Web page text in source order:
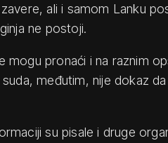
ali i samom Lanku
ne postoji.
mogu pronaći i na raznim
suda, međutim, nije dokaz
su pisale i druge